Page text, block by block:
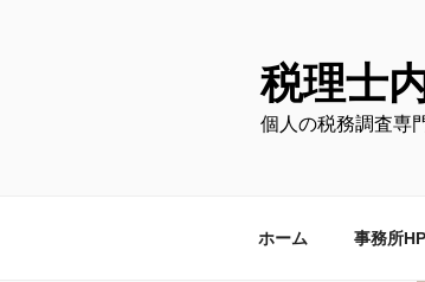
税理士
個人の税務調査専
ホーム 事務所HP